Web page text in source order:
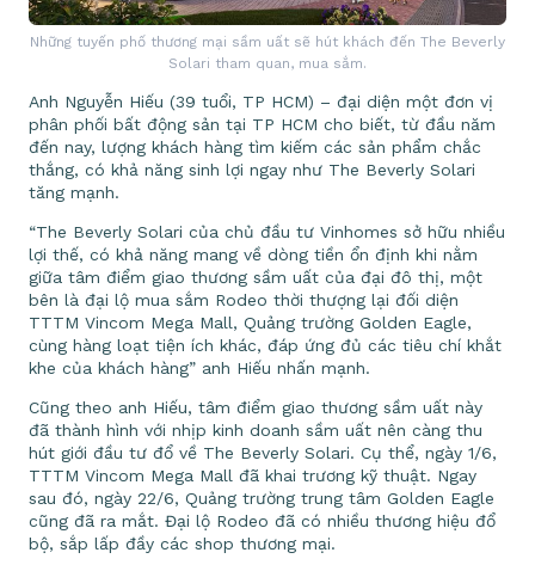
Những tuyến phố thương mại sầm uất sẽ hút khách đến The Beverly
Solari tham quan, mua sắm.
Anh Nguyễn Hiếu (39 tuổi, TP HCM) – đại diện một đơn vị
phân phối bất động sản tại TP HCM cho biết, từ đầu năm
đến nay, lượng khách hàng tìm kiếm các sản phẩm chắc
thắng, có khả năng sinh lợi ngay như The Beverly Solari
tăng mạnh.
“The Beverly Solari của chủ đầu tư Vinhomes sở hữu nhiều
lợi thế, có khả năng mang về dòng tiền ổn định khi nằm
giữa tâm điểm giao thương sầm uất của đại đô thị, một
bên là đại lộ mua sắm Rodeo thời thượng lại đối diện
TTTM Vincom Mega Mall, Quảng trường Golden Eagle,
cùng hàng loạt tiện ích khác, đáp ứng đủ các tiêu chí khắt
khe của khách hàng” anh Hiếu nhấn mạnh.
Cũng theo anh Hiếu, tâm điểm giao thương sầm uất này
đã thành hình với nhịp kinh doanh sầm uất nên càng thu
hút giới đầu tư đổ về The Beverly Solari. Cụ thể, ngày 1/6,
TTTM Vincom Mega Mall đã khai trương kỹ thuật. Ngay
sau đó, ngày 22/6, Quảng trường trung tâm Golden Eagle
cũng đã ra mắt. Đại lộ Rodeo đã có nhiều thương hiệu đổ
bộ, sắp lấp đầy các shop thương mại.